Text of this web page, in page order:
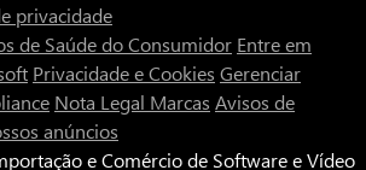
privacidade
de Saúde do Consumidor Entre em
Privacidade e Cookies Gerenciar
Nota Legal Marcas Avisos de
anúncios
e Comércio de Software e Vídeo